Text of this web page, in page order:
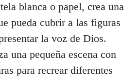
blanca o papel, crea una
pueda cubrir a las figuras
la voz de Dios.
una pequeña escena con
para recrear diferentes